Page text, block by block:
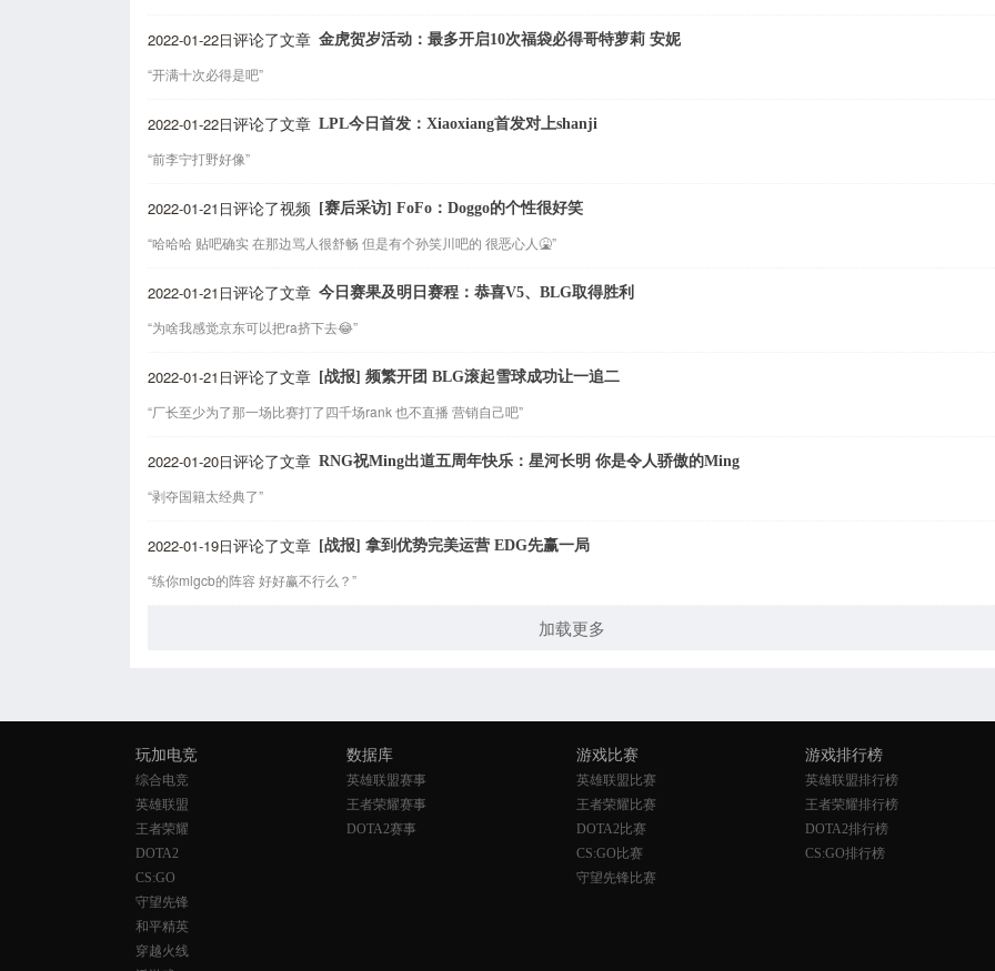
2022-01-22日评论了文章 金虎贺岁活动：最多开启10次福袋必得哥特萝莉 安妮
“开满十次必得是吧”
2022-01-22日评论了文章 LPL今日首发：Xiaoxiang首发对上shanji
“前李宁打野好像”
2022-01-21日评论了视频 [赛后采访] FoFo：Doggo的个性很好笑
“哈哈哈 贴吧确实 在那边骂人很舒畅 但是有个孙笑川吧的 很恶心人🤮”
2022-01-21日评论了文章 今日赛果及明日赛程：恭喜V5、BLG取得胜利
“为啥我感觉京东可以把ra挤下去😂”
2022-01-21日评论了文章 [战报] 频繁开团 BLG滚起雪球成功让一追二
“厂长至少为了那一场比赛打了四千场rank 也不直播 营销自己吧”
2022-01-20日评论了文章 RNG祝Ming出道五周年快乐：星河长明 你是令人骄傲的Ming
“剥夺国籍太经典了”
2022-01-19日评论了文章 [战报] 拿到优势完美运营 EDG先赢一局
“练你mlgcb的阵容 好好赢不行么？”
加载更多
玩加电竞
综合电竞
英雄联盟
王者荣耀
DOTA2
CS:GO
守望先锋
和平精英
穿越火线
数据库
英雄联盟赛事
王者荣耀赛事
DOTA2赛事
游戏比赛
英雄联盟比赛
王者荣耀比赛
DOTA2比赛
CS:GO比赛
守望先锋比赛
游戏排行榜
英雄联盟排行榜
王者荣耀排行榜
DOTA2排行榜
CS:GO排行榜